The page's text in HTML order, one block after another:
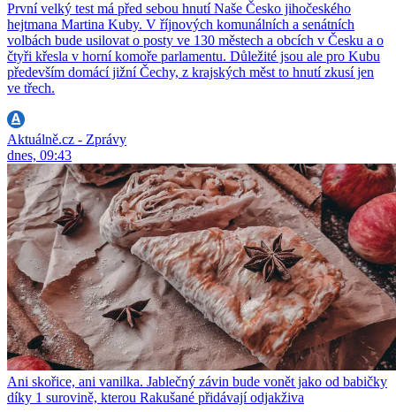
První velký test má před sebou hnutí Naše Česko jihočeského
hejtmana Martina Kuby. V říjnových komunálních a senátních
volbách bude usilovat o posty ve 130 městech a obcích v Česku a o
čtyři křesla v horní komoře parlamentu. Důležité jsou ale pro Kubu
především domácí jižní Čechy, z krajských měst to hnutí zkusí jen
ve třech.
Aktuálně.cz - Zprávy
dnes, 09:43
Ani skořice, ani vanilka. Jablečný závin bude vonět jako od babičky
díky 1 surovině, kterou Rakušané přidávají odjakživa